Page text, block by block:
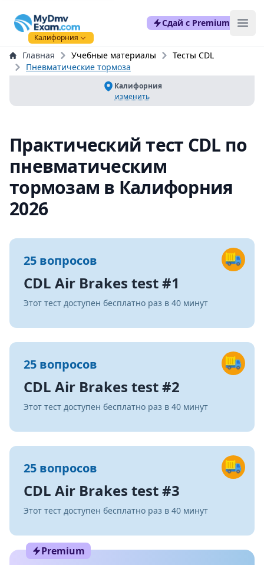
mydmvexam.com
Калифорния
Сдай с Premium
Главная Учебные материалы
Тесты CDL
Пневматические тормоза
Калифорния
изменить
Практический тест CDL по
пневматическим
тормозам в Калифорния
2026
25 вопросов
CDL Air Brakes test #1
Этот тест доступен бесплатно раз в 40 минут
25 вопросов
CDL Air Brakes test #2
Этот тест доступен бесплатно раз в 40 минут
25 вопросов
CDL Air Brakes test #3
Этот тест доступен бесплатно раз в 40 минут
Premium